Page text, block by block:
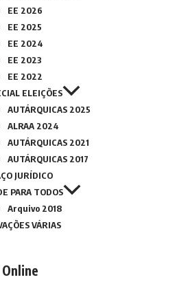
EE 2026
EE 2025
EE 2024
EE 2023
EE 2022
ELEIÇÕES
AUTÁRQUICAS 2025
ALRAA 2024
AUTÁRQUICAS 2021
AUTÁRQUICAS 2017
JURÍDICO
PARA TODOS
Arquivo 2018
VÁRIAS